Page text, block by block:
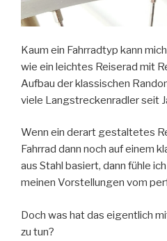
Kaum ein Fahrradtyp kann
wie ein leichtes Reiserad mit
Aufbau der klassischen
viele Langstreckenradler seit
Wenn ein derart gestaltetes
Fahrrad dann noch auf einem
aus Stahl basiert, dann fühle
meinen Vorstellungen vom
Doch was hat das eigentlich
zu tun?